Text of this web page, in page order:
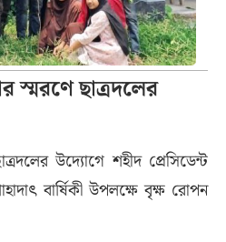
স্মরণে ছাত্রদলের
উদ্যোগে শহীদ প্রেসিডেন্ট
বার্ষিকী উপলক্ষে বৃক্ষ রোপন